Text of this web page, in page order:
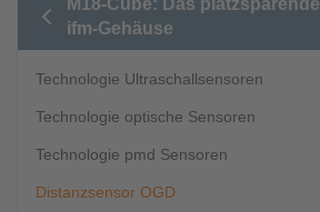
M18-Cube: Das platzsparende
ifm-Gehäuse
Technologie Ultraschallsensoren
Technologie optische Sensoren
Technologie pmd Sensoren
Distanzsensor OGD